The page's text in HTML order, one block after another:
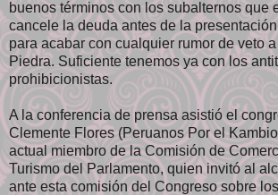
buenos términos con los subalternos que
cancele la deuda antes de la
para acabar con cualquier rumor de veto
Piedra. Suficiente tenemos ya con los
prohibicionistas.
A la conferencia de prensa asistió el
Clemente Flores (Peruanos Por el
actual miembro de la Comisión de
Turismo del Parlamento, quien invitó al
ante esta comisión del Congreso sobre